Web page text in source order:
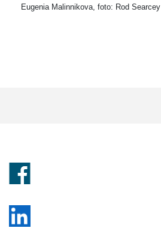
Eugenia Malinnikova, foto: Rod Searcey